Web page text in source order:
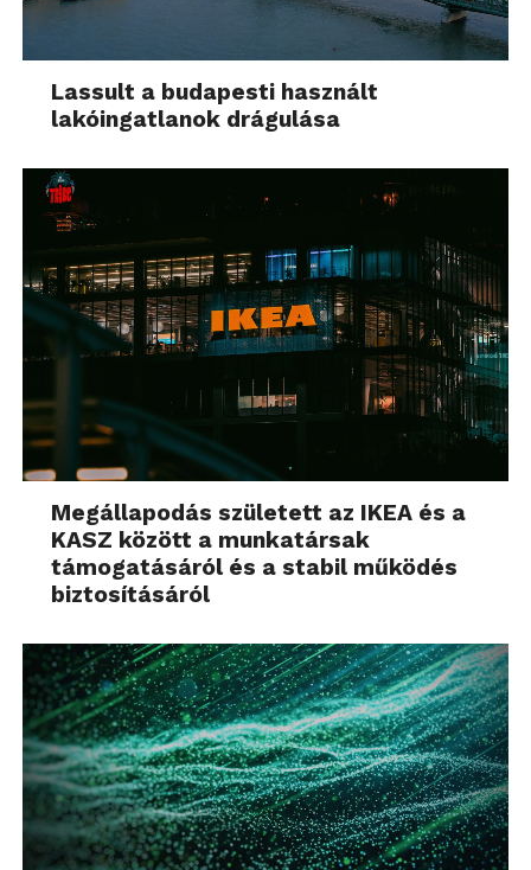
Lassult a budapesti használt
lakóingatlanok drágulása
Megállapodás született az IKEA és a
KASZ között a munkatársak
támogatásáról és a stabil működés
biztosításáról